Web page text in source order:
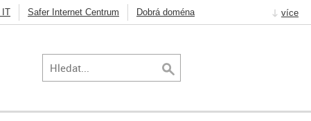
IT Safer Internet Centrum
Dobrá doména
více